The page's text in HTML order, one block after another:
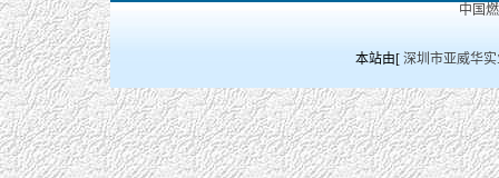
中国
本站由[深圳市亚威华实